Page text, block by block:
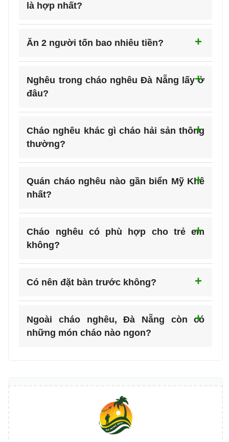
là hợp nhất?
Ăn 2 người tốn bao nhiêu tiền?
Nghêu trong cháo nghêu Đà Nẵng lấy ở
đâu?
Cháo nghêu khác gì cháo hải sản thông
thường?
Quán cháo nghêu nào gần biển Mỹ Khê
nhất?
Cháo nghêu có phù hợp cho trẻ em
không?
Có nên đặt bàn trước không?
Ngoài cháo nghêu, Đà Nẵng còn có
những món cháo nào ngon?